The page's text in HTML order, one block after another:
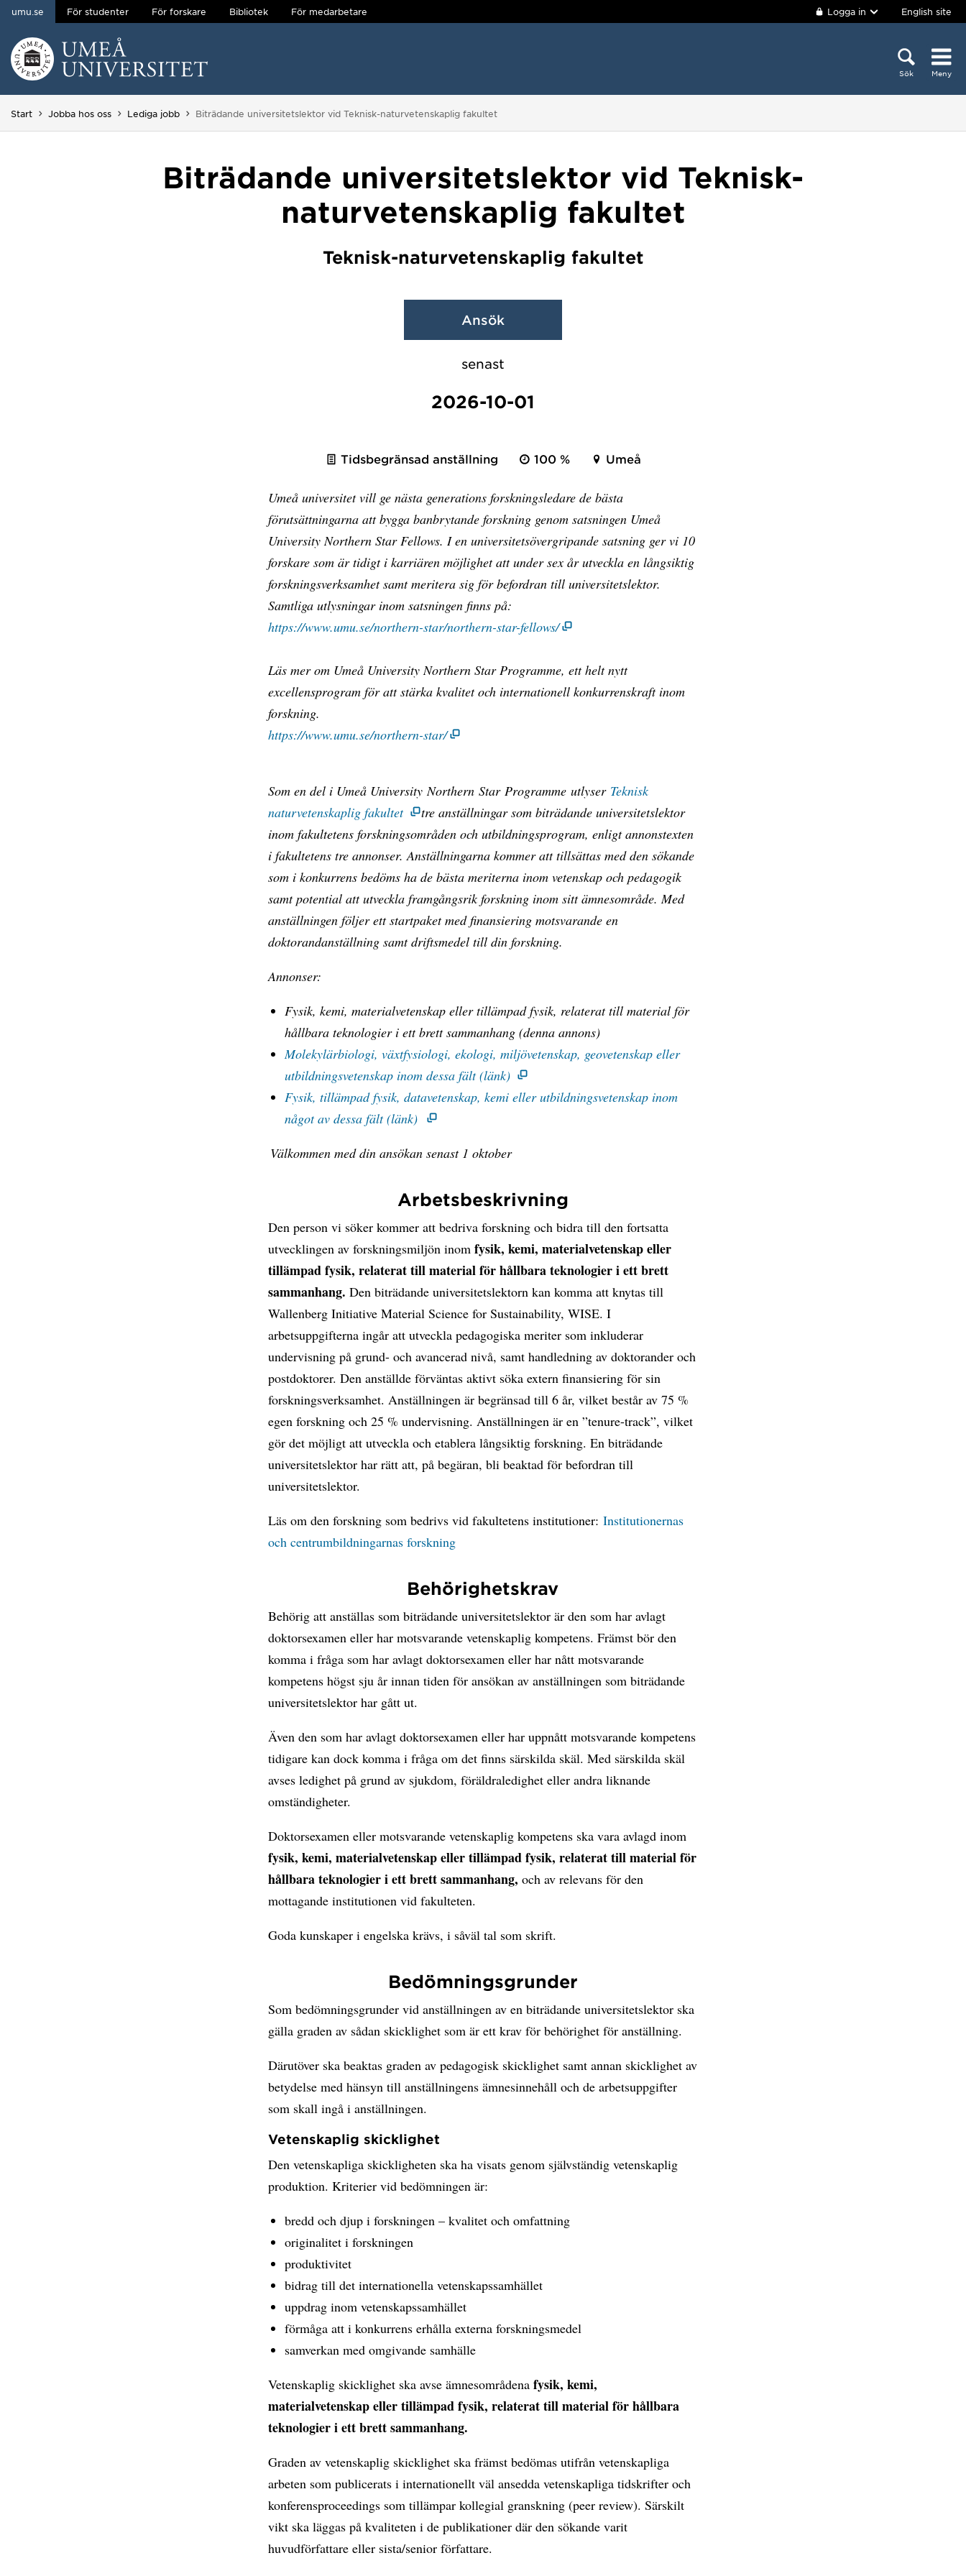
Hoppa direkt till innehållet
umu.se För studenter För forskare Bibliotek För medarbetare Logga in English site
Sök Meny
Start Jobba hos oss Lediga jobb Du är här:
Biträdande universitetslektor vid Teknisk-naturvetenskaplig fakultet
Biträdande universitetslektor vid Teknisk-
naturvetenskaplig fakultet
Teknisk-naturvetenskaplig fakultet
Ansök
senast
2026-10-01
Tidsbegränsad anställning 100 % Umeå
Umeå universitet vill ge nästa generations forskningsledare de bästa
förutsättningarna att bygga banbrytande forskning genom satsningen Umeå
University Northern Star Fellows. I en universitetsövergripande satsning ger vi 10
forskare som är tidigt i karriären möjlighet att under sex år utveckla en långsiktig
forskningsverksamhet samt meritera sig för befordran till universitetslektor.
Samtliga utlysningar inom satsningen finns på:
https://www.umu.se/northern-star/northern-star-fellows/
Läs mer om Umeå University Northern Star Programme, ett helt nytt
excellensprogram för att stärka kvalitet och internationell konkurrenskraft inom
forskning.
https://www.umu.se/northern-star/
Som en del i Umeå University Northern Star Programme utlyserTeknisk
naturvetenskaplig fakultet
tre anställningar som biträdande universitetslektor
inom fakultetens forskningsområden och utbildningsprogram, enligt annonstexten
i fakultetens tre annonser. Anställningarna kommer att tillsättas med den sökande
som i konkurrens bedöms ha de bästa meriterna inom vetenskap och pedagogik
samt potential att utveckla framgångsrik forskning inom sitt ämnesområde. Med
anställningen följer ett startpaket med finansiering motsvarande en
doktorandanställning samt driftsmedel till din forskning.
Annonser:
Fysik, kemi, materialvetenskap eller tillämpad fysik, relaterat till material för
hållbara teknologier i ett brett sammanhang (denna annons)
Molekylärbiologi, växtfysiologi, ekologi, miljövetenskap, geovetenskap eller
utbildningsvetenskap inom dessa fält (länk)
Fysik, tillämpad fysik, datavetenskap, kemi eller utbildningsvetenskap inom
något av dessa fält (länk)
Välkommen med din ansökan senast 1 oktober
Arbetsbeskrivning
Den person vi söker kommer att bedriva forskning och bidra till den fortsatta
utvecklingen av forskningsmiljön inomfysik, kemi, materialvetenskap eller
tillämpad fysik, relaterat till material för hållbara teknologier i ett brett
sammanhang. Den biträdande universitetslektorn kan komma att knytas till
Wallenberg Initiative Material Science for Sustainability, WISE. I
arbetsuppgifterna ingår att utveckla pedagogiska meriter som inkluderar
undervisning på grund- och avancerad nivå, samt handledning av doktorander och
postdoktorer. Den anställde förväntas aktivt söka extern finansiering för sin
forskningsverksamhet. Anställningen är begränsad till 6 år, vilket består av 75 %
egen forskning och 25 % undervisning. Anställningen är en ”tenure-track”, vilket
gör det möjligt att utveckla och etablera långsiktig forskning. En biträdande
universitetslektor har rätt att, på begäran, bli beaktad för befordran till
universitetslektor.
Läs om den forskning som bedrivs vid fakultetens institutioner:Institutionernas
och centrumbildningarnas forskning
Behörighetskrav
Behörig att anställas som biträdande universitetslektor är den som har avlagt
doktorsexamen eller har motsvarande vetenskaplig kompetens. Främst bör den
komma i fråga som har avlagt doktorsexamen eller har nått motsvarande
kompetens högst sju år innan tiden för ansökan av anställningen som biträdande
universitetslektor har gått ut.
Även den som har avlagt doktorsexamen eller har uppnått motsvarande kompetens
tidigare kan dock komma i fråga om det finns särskilda skäl. Med särskilda skäl
avses ledighet på grund av sjukdom, föräldraledighet eller andra liknande
omständigheter.
Doktorsexamen eller motsvarande vetenskaplig kompetens ska vara avlagd inom
fysik, kemi, materialvetenskap eller tillämpad fysik, relaterat till material för
hållbara teknologier i ett brett sammanhang,och av relevans för den
mottagande institutionen vid fakulteten.
Goda kunskaper i engelska krävs, i såväl tal som skrift.
Bedömningsgrunder
Som bedömningsgrunder vid anställningen av en biträdande universitetslektor ska
gälla graden av sådan skicklighet som är ett krav för behörighet för anställning.
Därutöver ska beaktas graden av pedagogisk skicklighet samt annan skicklighet av
betydelse med hänsyn till anställningens ämnesinnehåll och de arbetsuppgifter
som skall ingå i anställningen.
Vetenskaplig skicklighet
Den vetenskapliga skickligheten ska ha visats genom självständig vetenskaplig
produktion. Kriterier vid bedömningen är:
bredd och djup i forskningen – kvalitet och omfattning
originalitet i forskningen
produktivitet
bidrag till det internationella vetenskapssamhället
uppdrag inom vetenskapssamhället
förmåga att i konkurrens erhålla externa forskningsmedel
samverkan med omgivande samhälle
Vetenskaplig skicklighet ska avse ämnesområdenafysik, kemi,
materialvetenskap eller tillämpad fysik, relaterat till material för hållbara
teknologier i ett brett sammanhang.
Graden av vetenskaplig skicklighet ska främst bedömas utifrån vetenskapliga
arbeten som publicerats i internationellt väl ansedda vetenskapliga tidskrifter och
konferensproceedings som tillämpar kollegial granskning (peer review). Särskilt
vikt ska läggas på kvaliteten i de publikationer där den sökande varit
huvudförfattare eller sista/senior författare.